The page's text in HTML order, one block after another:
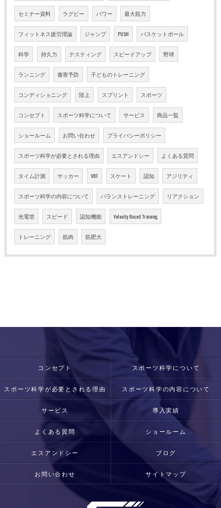
セミナー資料 ラグビー パワー 最大筋力
フィットネス疲労理論 ジャンプ PUSH バスケットボール
科学 持久力 テスティング スピードアップ 野球
ランニング 傷害予防 子どものトレーニング
コンディショニング 陸上 スプリント スポーツ
コンセプト スポーツ科学について サービス 商品一覧
ショールーム お問い合わせ プライバシーポリシー
スポーツ科学が必要とされる理由 エスアンドシー よくある質問
タイム計測 サッカー VBT スケート 認知 アジリティ
スポーツ科学の内容について バランストレーニング リアクション
光電管 スピード 認知機能 Velocity Based Training
トレーニング 筋肉 筋肥大
コンセプト スポーツ科学について
スポーツ科学が必要とされる理由 スポーツ科学の内容について
サービス 導入実績
よくある質問 ショールーム
エスアンドシー ブログ
お問い合わせ サイトマップ